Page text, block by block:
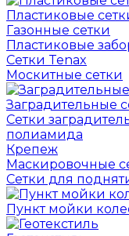
Пластиковые
Газонные сетки
Пластиковые
Сетки Tenax
Москитные сетки
Заградительные
Сетки
полиамида
Крепеж
Маскировочные
Сетки для
Пункт мойки